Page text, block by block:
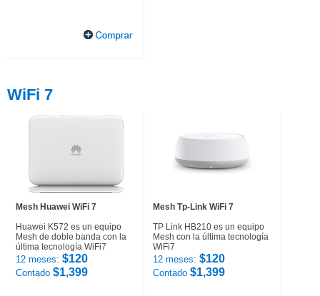
WiFi 7
Mesh Huawei WiFi 7
Huawei K572 es un equipo
Mesh de doble banda con la
última tecnología WiFi7
12 meses: $120
Contado $1,399
Mesh Tp-Link WiFi 7
TP Link HB210 es un equipo
Mesh con la última tecnología
WiFi7
12 meses: $120
Contado $1,399